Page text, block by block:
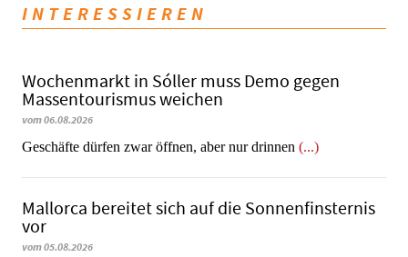
INTERESSIEREN
Wochenmarkt in Sóller muss Demo gegen
Massentourismus weichen
vom 06.08.2026
Geschäfte dürfen zwar öffnen, aber nur drinnen (...)
Mallorca bereitet sich auf die Sonnenfinsternis
vor
vom 05.08.2026